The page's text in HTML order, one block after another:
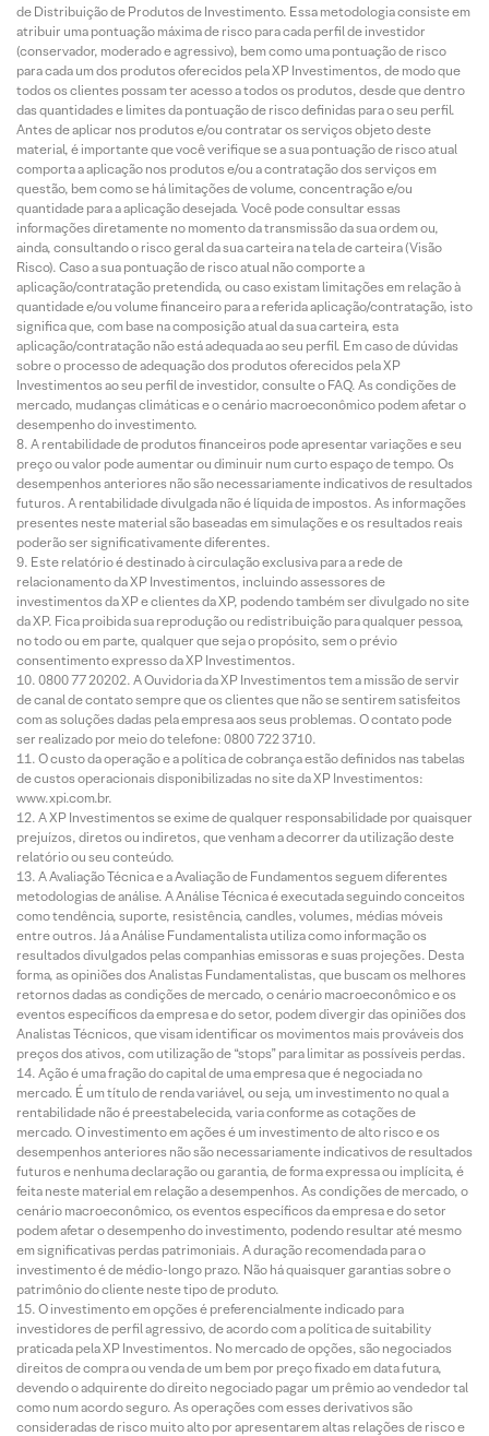
de Distribuição de Produtos de Investimento. Essa metodologia consiste em
atribuir uma pontuação máxima de risco para cada perfil de investidor
(conservador, moderado e agressivo), bem como uma pontuação de risco
para cada um dos produtos oferecidos pela XP Investimentos, de modo que
todos os clientes possam ter acesso a todos os produtos, desde que dentro
das quantidades e limites da pontuação de risco definidas para o seu perfil.
Antes de aplicar nos produtos e/ou contratar os serviços objeto deste
material, é importante que você verifique se a sua pontuação de risco atual
comporta a aplicação nos produtos e/ou a contratação dos serviços em
questão, bem como se há limitações de volume, concentração e/ou
quantidade para a aplicação desejada. Você pode consultar essas
informações diretamente no momento da transmissão da sua ordem ou,
ainda, consultando o risco geral da sua carteira na tela de carteira (Visão
Risco). Caso a sua pontuação de risco atual não comporte a
aplicação/contratação pretendida, ou caso existam limitações em relação à
quantidade e/ou volume financeiro para a referida aplicação/contratação, isto
significa que, com base na composição atual da sua carteira, esta
aplicação/contratação não está adequada ao seu perfil. Em caso de dúvidas
sobre o processo de adequação dos produtos oferecidos pela XP
Investimentos ao seu perfil de investidor, consulte o FAQ. As condições de
mercado, mudanças climáticas e o cenário macroeconômico podem afetar o
desempenho do investimento.
A rentabilidade de produtos financeiros pode apresentar variações e seu
preço ou valor pode aumentar ou diminuir num curto espaço de tempo. Os
desempenhos anteriores não são necessariamente indicativos de resultados
futuros. A rentabilidade divulgada não é líquida de impostos. As informações
presentes neste material são baseadas em simulações e os resultados reais
poderão ser significativamente diferentes.
Este relatório é destinado à circulação exclusiva para a rede de
relacionamento da XP Investimentos, incluindo assessores de
investimentos da XP e clientes da XP, podendo também ser divulgado no site
da XP. Fica proibida sua reprodução ou redistribuição para qualquer pessoa,
no todo ou em parte, qualquer que seja o propósito, sem o prévio
consentimento expresso da XP Investimentos.
0800 77 20202. A Ouvidoria da XP Investimentos tem a missão de servir
de canal de contato sempre que os clientes que não se sentirem satisfeitos
com as soluções dadas pela empresa aos seus problemas. O contato pode
ser realizado por meio do telefone: 0800 722 3710.
O custo da operação e a política de cobrança estão definidos nas tabelas
de custos operacionais disponibilizadas no site da XP Investimentos:
www.xpi.com.br.
A XP Investimentos se exime de qualquer responsabilidade por quaisquer
prejuízos, diretos ou indiretos, que venham a decorrer da utilização deste
relatório ou seu conteúdo.
A Avaliação Técnica e a Avaliação de Fundamentos seguem diferentes
metodologias de análise. A Análise Técnica é executada seguindo conceitos
como tendência, suporte, resistência, candles, volumes, médias móveis
entre outros. Já a Análise Fundamentalista utiliza como informação os
resultados divulgados pelas companhias emissoras e suas projeções. Desta
forma, as opiniões dos Analistas Fundamentalistas, que buscam os melhores
retornos dadas as condições de mercado, o cenário macroeconômico e os
eventos específicos da empresa e do setor, podem divergir das opiniões dos
Analistas Técnicos, que visam identificar os movimentos mais prováveis dos
preços dos ativos, com utilização de “stops” para limitar as possíveis perdas.
Ação é uma fração do capital de uma empresa que é negociada no
mercado. É um título de renda variável, ou seja, um investimento no qual a
rentabilidade não é preestabelecida, varia conforme as cotações de
mercado. O investimento em ações é um investimento de alto risco e os
desempenhos anteriores não são necessariamente indicativos de resultados
futuros e nenhuma declaração ou garantia, de forma expressa ou implícita, é
feita neste material em relação a desempenhos. As condições de mercado, o
cenário macroeconômico, os eventos específicos da empresa e do setor
podem afetar o desempenho do investimento, podendo resultar até mesmo
em significativas perdas patrimoniais. A duração recomendada para o
investimento é de médio-longo prazo. Não há quaisquer garantias sobre o
patrimônio do cliente neste tipo de produto.
O investimento em opções é preferencialmente indicado para
investidores de perfil agressivo, de acordo com a política de suitability
praticada pela XP Investimentos. No mercado de opções, são negociados
direitos de compra ou venda de um bem por preço fixado em data futura,
devendo o adquirente do direito negociado pagar um prêmio ao vendedor tal
como num acordo seguro. As operações com esses derivativos são
consideradas de risco muito alto por apresentarem altas relações de risco e